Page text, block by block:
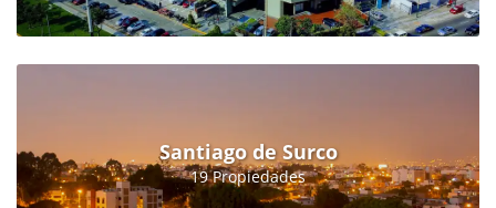
Santiago de Surco
19 Propiedades